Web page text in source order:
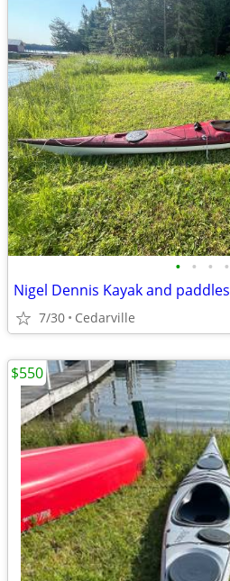
• • • •
Nigel Dennis Kayak and paddles
7/30 Cedarville
$550